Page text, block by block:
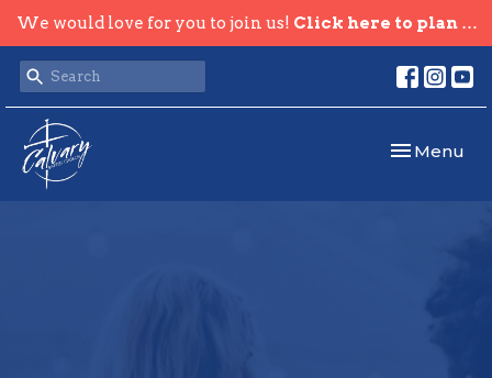
We would love for you to join us! Click here to plan your visit.
Toggle
Menu